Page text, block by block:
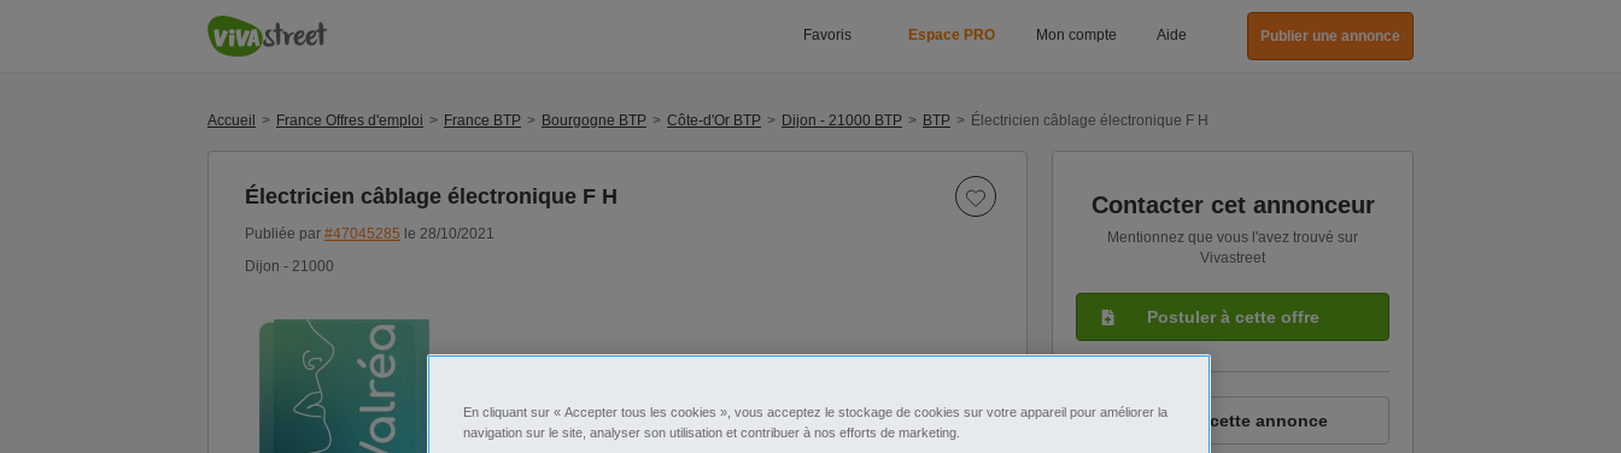
Favoris Espace PRO Mon compte Aide Publier une annonce
Accueil France Offres d'emploi France BTP Bourgogne BTP Côte-d'Or BTP Dijon - 21000 BTP BTP Électricien câblage électronique F H
Électricien câblage électronique F H
Publiée par #47045285 le 28/10/2021
Dijon - 21000
Contacter cet annonceur
Mentionnez que vous l'avez trouvé sur
Vivastreet
Postuler à cette offre
Signaler cette annonce
En cliquant sur « Accepter tous les cookies », vous acceptez le stockage de cookies sur votre appareil pour améliorer la
navigation sur le site, analyser son utilisation et contribuer à nos efforts de marketing.